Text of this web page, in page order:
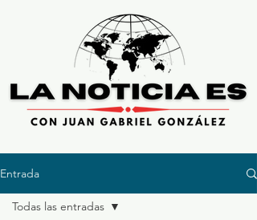
Entrada
Todas las entradas